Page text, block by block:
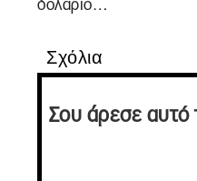
δολάριο…
Σχόλια
Σου άρεσε αυτό